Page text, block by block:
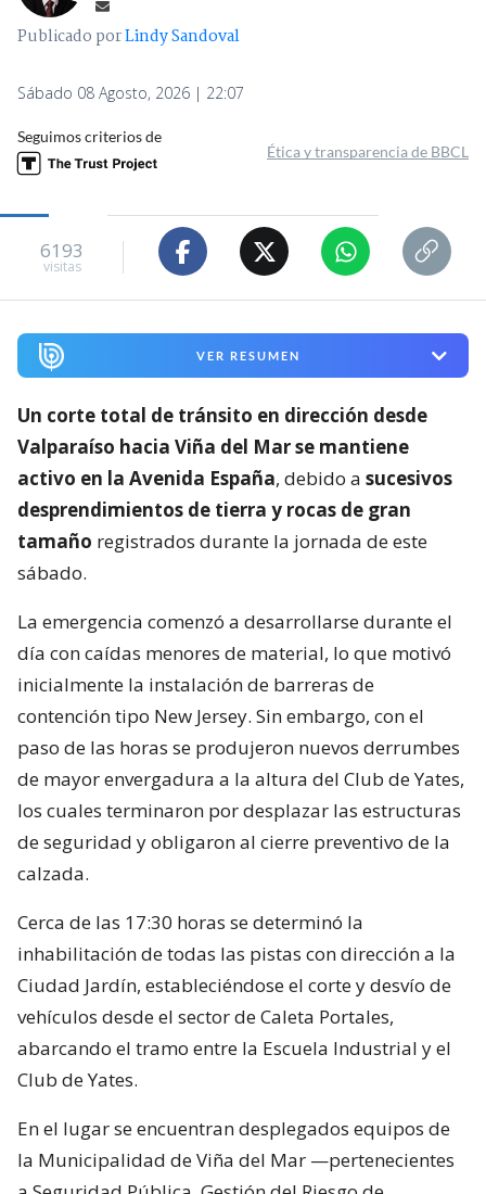
Publicado porLindy Sandoval
Sábado 08 Agosto, 2026 | 22:07
Seguimos criterios de
Ética y transparencia de BBCL
6193
visitas
VER RESUMEN
Un corte total de tránsito en dirección desde
Valparaíso hacia Viña del Mar se mantiene
activo en la Avenida España, debido a sucesivos
desprendimientos de tierra y rocas de gran
tamaño registrados durante la jornada de este
sábado.
La emergencia comenzó a desarrollarse durante el
día con caídas menores de material, lo que motivó
inicialmente la instalación de barreras de
contención tipo New Jersey. Sin embargo, con el
paso de las horas se produjeron nuevos derrumbes
de mayor envergadura a la altura del Club de Yates,
los cuales terminaron por desplazar las estructuras
de seguridad y obligaron al cierre preventivo de la
calzada.
Cerca de las 17:30 horas se determinó la
inhabilitación de todas las pistas con dirección a la
Ciudad Jardín, estableciéndose el corte y desvío de
vehículos desde el sector de Caleta Portales,
abarcando el tramo entre la Escuela Industrial y el
Club de Yates.
En el lugar se encuentran desplegados equipos de
la Municipalidad de Viña del Mar —pertenecientes